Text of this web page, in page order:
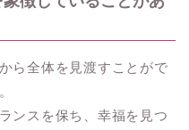
ら全体を見渡すことがで
ンスを保ち、幸福を見つ